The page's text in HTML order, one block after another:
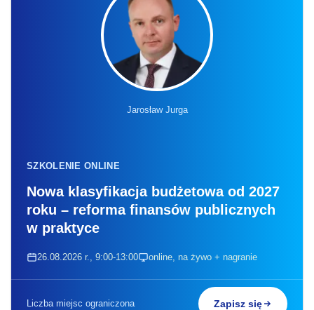
Jarosław Jurga
SZKOLENIE ONLINE
Nowa klasyfikacja budżetowa od 2027
roku – reforma finansów publicznych
w praktyce
26.08.2026 r., 9:00-13:00 online, na żywo + nagranie
Liczba miejsc ograniczona Zapisz się